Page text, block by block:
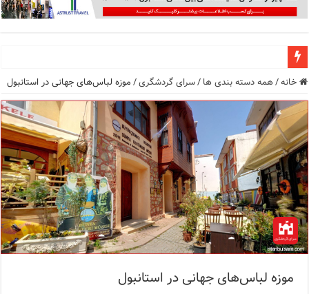
راهنمای فرودگاه‌های استانبول (فاصله و هزینه حمل و نقل
معرفی ۱۶ مسیر برتر کشتی استانبول | راهنمای کامل کشتی‌سواری در بسفر
اپلیکیشن KarDes؛ راهنمای رایگان کشف تاریخ و فرهنگ پنهان ترکیه
مرکز خرید پولات استانبول | تجربه‌ای متفاوت از خرید و سبک
12 اشتباه رایج در دریافت شهروندی ترکیه از طریق خرید ملک
ویژگی‌های رفتاری و اجتماعی در زبان ترکی استانبولی
ویژگی‌های منفی شخصیت در زبان ترکی استانبولی
ویژگی‌های مثبت شخصیت در زبان ترکی استانبولی
خانه/همه دسته بندی ها /سرای گردشگری/موزه لباس‌های جهانی در استانبول
موزه لباس‌های جهانی در استانبول